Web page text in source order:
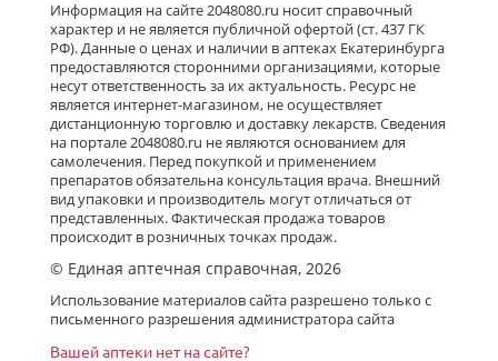
Информация на сайте 2048080.ru носит справочный
характер и не является публичной офертой (ст. 437 ГК
РФ). Данные о ценах и наличии в аптеках Екатеринбурга
предоставляются сторонними организациями, которые
несут ответственность за их актуальность. Ресурс не
является интернет-магазином, не осуществляет
дистанционную торговлю и доставку лекарств. Сведения
на портале 2048080.ru не являются основанием для
самолечения. Перед покупкой и применением
препаратов обязательна консультация врача. Внешний
вид упаковки и производитель могут отличаться от
представленных. Фактическая продажа товаров
происходит в розничных точках продаж.
© Единая аптечная справочная, 2026
Использование материалов сайта разрешено только с
письменного разрешения администратора сайта
Вашей аптеки нет на сайте?